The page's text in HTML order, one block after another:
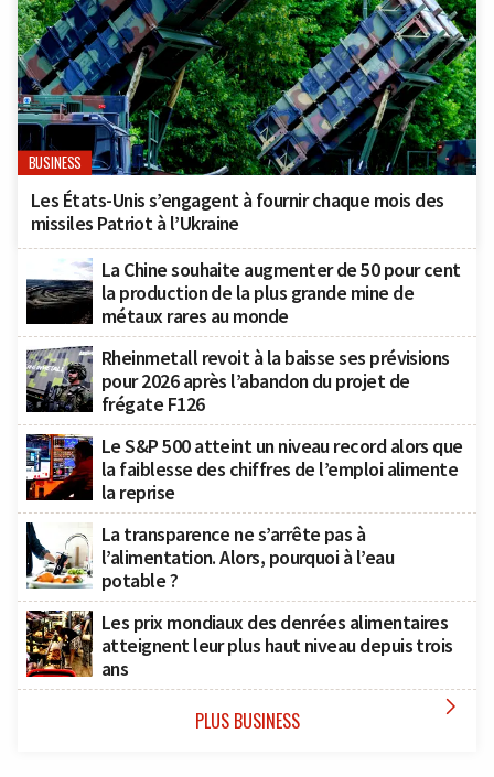
BUSINESS
Les États-Unis s’engagent à fournir chaque mois des
missiles Patriot à l’Ukraine
La Chine souhaite augmenter de 50 pour cent
la production de la plus grande mine de
métaux rares au monde
Rheinmetall revoit à la baisse ses prévisions
pour 2026 après l’abandon du projet de
frégate F126
Le S&P 500 atteint un niveau record alors que
la faiblesse des chiffres de l’emploi alimente
la reprise
La transparence ne s’arrête pas à
l’alimentation. Alors, pourquoi à l’eau
potable ?
Les prix mondiaux des denrées alimentaires
atteignent leur plus haut niveau depuis trois
ans
PLUS BUSINESS 